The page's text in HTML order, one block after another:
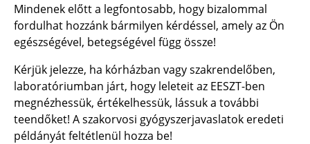
Mindenek előtt a legfontosabb, hogy bizalommal
fordulhat hozzánk bármilyen kérdéssel, amely az Ön
egészségével, betegségével függ össze!
Kérjük jelezze, ha kórházban vagy szakrendelőben,
laboratóriumban járt, hogy leleteit az EESZT-ben
megnézhessük, értékelhessük, lássuk a további
teendőket! A szakorvosi gyógyszerjavaslatok eredeti
példányát feltétlenül hozza be!